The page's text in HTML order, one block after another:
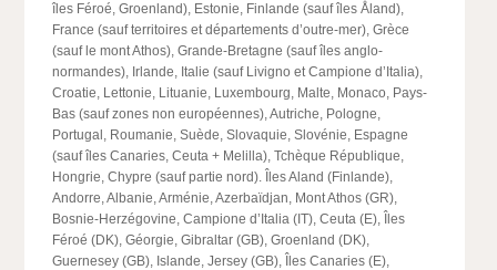
îles Féroé, Groenland), Estonie, Finlande (sauf îles Åland),
France (sauf territoires et départements d’outre-mer), Grèce
(sauf le mont Athos), Grande-Bretagne (sauf îles anglo-
normandes), Irlande, Italie (sauf Livigno et Campione d’Italia),
Croatie, Lettonie, Lituanie, Luxembourg, Malte, Monaco, Pays-
Bas (sauf zones non européennes), Autriche, Pologne,
Portugal, Roumanie, Suède, Slovaquie, Slovénie, Espagne
(sauf îles Canaries, Ceuta + Melilla), Tchèque République,
Hongrie, Chypre (sauf partie nord). Îles Aland (Finlande),
Andorre, Albanie, Arménie, Azerbaïdjan, Mont Athos (GR),
Bosnie-Herzégovine, Campione d’Italia (IT), Ceuta (E), Îles
Féroé (DK), Géorgie, Gibraltar (GB), Groenland (DK),
Guernesey (GB), Islande, Jersey (GB), Îles Canaries (E),